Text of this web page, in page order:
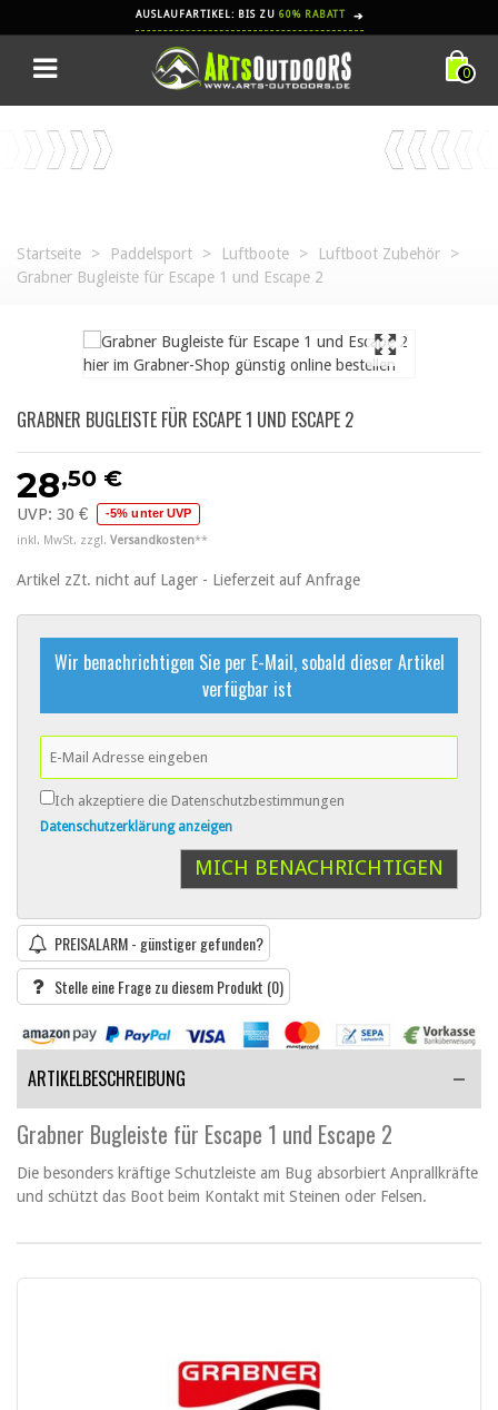
AUSLAUFARTIKEL: BIS ZU 60% RABATT ➔
0
Startseite > Paddelsport > Luftboote > Luftboot Zubehör
>
Grabner Bugleiste für Escape 1 und Escape 2
GRABNER BUGLEISTE FÜR ESCAPE 1 UND ESCAPE 2
28,50 €
UVP: 30 € -5% unter UVP
inkl. MwSt. zzgl. Versandkosten**
Artikel zZt. nicht auf Lager - Lieferzeit auf Anfrage
Wir benachrichtigen Sie per E-Mail, sobald dieser Artikel
verfügbar ist
Ich akzeptiere die Datenschutzbestimmungen
Datenschutzerklärung anzeigen
MICH BENACHRICHTIGEN
PREISALARM - günstiger gefunden?
Stelle eine Frage zu diesem Produkt (0)
ARTIKELBESCHREIBUNG
Grabner Bugleiste für Escape 1 und Escape 2
Die besonders kräftige Schutzleiste am Bug absorbiert Anprallkräfte
und schützt das Boot beim Kontakt mit Steinen oder Felsen.